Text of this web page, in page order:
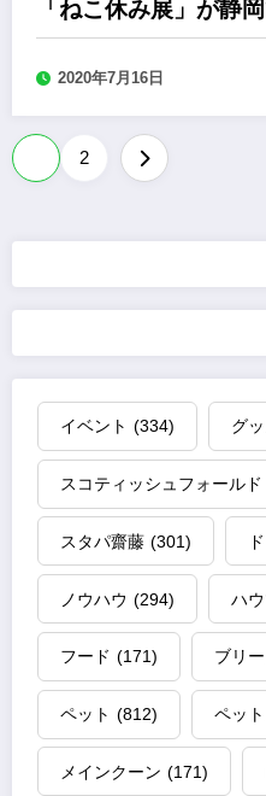
「ねこ休み展」が静
2020年7月16日
投
ペ
ー
ジ
送
り
2
イベント (334) グ
スコティッシュフォールド
スタパ齋藤 (301)
ノウハウ (294) ハ
フード (171) ブリ
ペット (812) ペッ
メインクーン (171)